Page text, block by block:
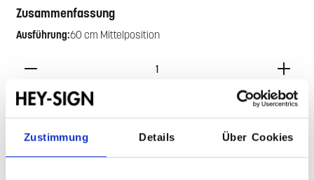
Zustimmung Details Über Cookies
Zusammenfassung
Ausführung:60 cm Mittelposition
Produkt Anzahl: Gib den gewünschten Wert ein oder